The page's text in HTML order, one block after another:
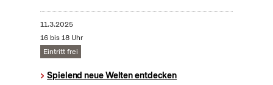
11.3.2025
16 bis 18 Uhr
Eintritt frei
Spielend neue Welten entdecken